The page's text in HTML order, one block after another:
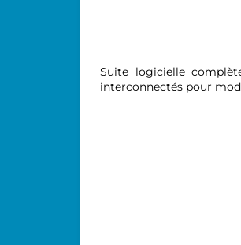
Suite logicielle
interconnectés pour